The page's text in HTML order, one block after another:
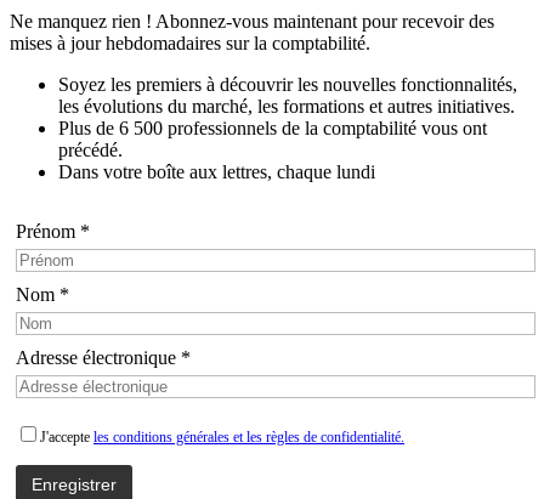
Ne manquez rien ! Abonnez-vous maintenant pour recevoir des
mises à jour hebdomadaires sur la comptabilité.
Soyez les premiers à découvrir les nouvelles fonctionnalités,
les évolutions du marché, les formations et autres initiatives.
Plus de 6 500 professionnels de la comptabilité vous ont
précédé.
Dans votre boîte aux lettres, chaque lundi
Prénom *
Nom *
Adresse électronique *
J'accepte les conditions générales et les règles de confidentialité.